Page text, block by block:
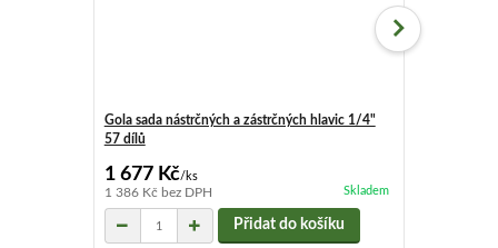
Gola sada nástrčných a zástrčných hlavic 1/4"
57 dílů
1 677 Kč/ks
1 386 Kč bez DPH Skladem
Přidat do košíku